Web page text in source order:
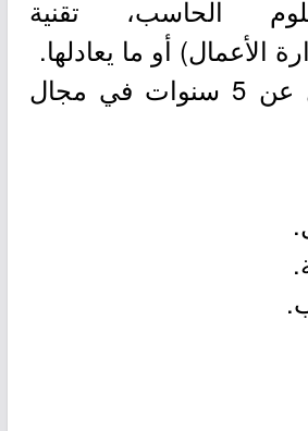
الحاسب، تقنية
الأعمال) أو ما يعادلها.
- خبرة لا تقل عن 5 سنوات في مجال